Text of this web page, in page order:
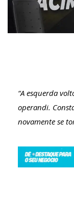
“A esquerda
operandi.
novamente se